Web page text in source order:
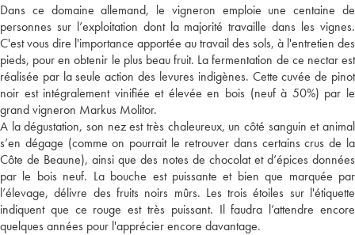
Dans ce domaine allemand, le vigneron emploie une centaine de
personnes sur l’exploitation dont la majorité travaille dans les vignes.
C'est vous dire l'importance apportée au travail des sols, à l'entretien des
pieds, pour en obtenir le plus beau fruit. La fermentation de ce nectar est
réalisée par la seule action des levures indigènes. Cette cuvée de pinot
noir est intégralement vinifiée et élevée en bois (neuf à 50%) par le
grand vigneron Markus Molitor.
A la dégustation, son nez est très chaleureux, un côté sanguin et animal
s’en dégage (comme on pourrait le retrouver dans certains crus de la
Côte de Beaune), ainsi que des notes de chocolat et d’épices données
par le bois neuf. La bouche est puissante et bien que marquée par
l’élevage, délivre des fruits noirs mûrs. Les trois étoiles sur l'étiquette
indiquent que ce rouge est très puissant. Il faudra l’attendre encore
quelques années pour l'apprécier encore davantage.